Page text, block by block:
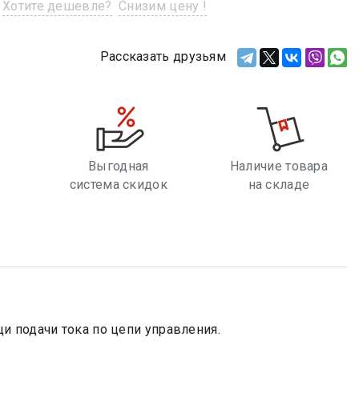
Хотите дешевле? Снизим цену !
Рассказать друзьям
Выгодная
система скидок
Наличие товара
на складе
подачи тока по цепи управления.